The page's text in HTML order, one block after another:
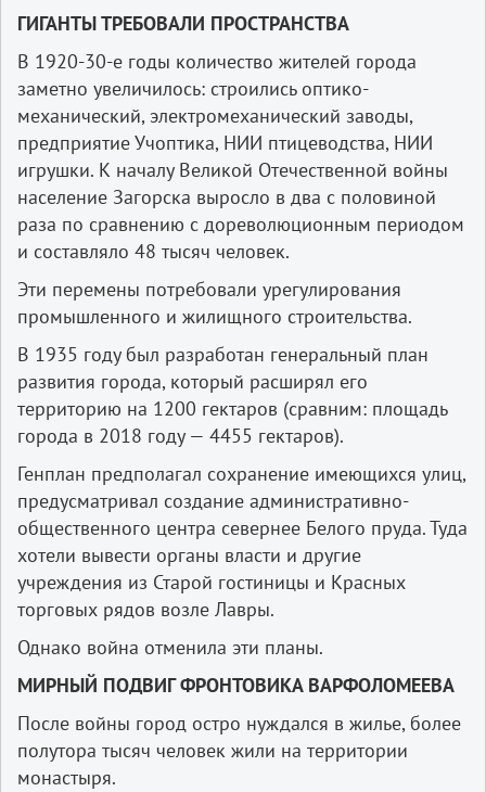
ГИГАНТЫ ТРЕБОВАЛИ ПРОСТРАНСТВА
В 1920-30-е годы количество жителей города
заметно увеличилось: строились оптико-
механический, электромеханический заводы,
предприятие Учоптика, НИИ птицеводства, НИИ
игрушки. К началу Великой Отечественной войны
население Загорска выросло в два с половиной
раза по сравнению с дореволюционным периодом
и составляло 48 тысяч человек.
Эти перемены потребовали урегулирования
промышленного и жилищного строительства.
В 1935 году был разработан генеральный план
развития города, который расширял его
территорию на 1200 гектаров (сравним: площадь
города в 2018 году — 4455 гектаров).
Генплан предполагал сохранение имеющихся улиц,
предусматривал создание административно-
общественного центра севернее Белого пруда. Туда
хотели вывести органы власти и другие
учреждения из Старой гостиницы и Красных
торговых рядов возле Лавры.
Однако война отменила эти планы.
МИРНЫЙ ПОДВИГ ФРОНТОВИКА ВАРФОЛОМЕЕВА
После войны город остро нуждался в жилье, более
полутора тысяч человек жили на территории
монастыря.